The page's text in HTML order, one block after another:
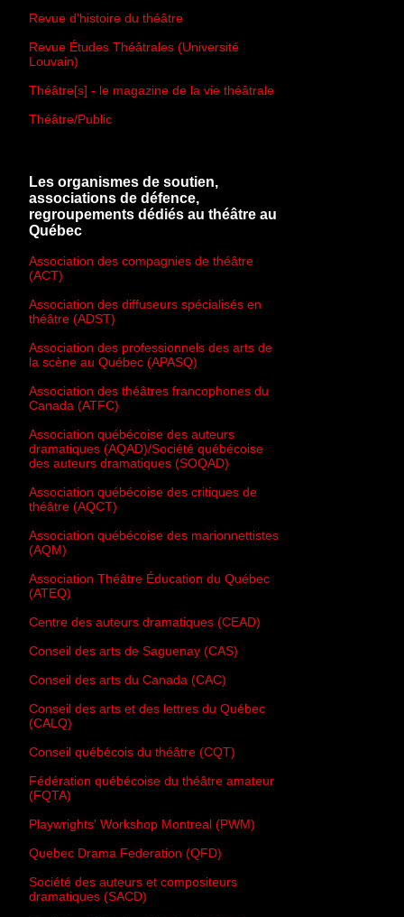
Revue d'histoire du théâtre
Revue Études Théâtrales (Université
Louvain)
Théâtre[s] - le magazine de la vie théâtrale
Théâtre/Public
Les organismes de soutien,
associations de défence,
regroupements dédiés au théâtre au
Québec
Association des compagnies de théâtre
(ACT)
Association des diffuseurs spécialisés en
théâtre (ADST)
Association des professionnels des arts de
la scène au Québec (APASQ)
Association des théâtres francophones du
Canada (ATFC)
Association québécoise des auteurs
dramatiques (AQAD)/Société québécoise
des auteurs dramatiques (SOQAD)
Association québécoise des critiques de
théâtre (AQCT)
Association québécoise des marionnettistes
(AQM)
Association Théâtre Éducation du Québec
(ATEQ)
Centre des auteurs dramatiques (CEAD)
Conseil des arts de Saguenay (CAS)
Conseil des arts du Canada (CAC)
Conseil des arts et des lettres du Québec
(CALQ)
Conseil québécois du théâtre (CQT)
Fédération québécoise du théâtre amateur
(FQTA)
Playwrights' Workshop Montreal (PWM)
Quebec Drama Federation (QFD)
Société des auteurs et compositeurs
dramatiques (SACD)